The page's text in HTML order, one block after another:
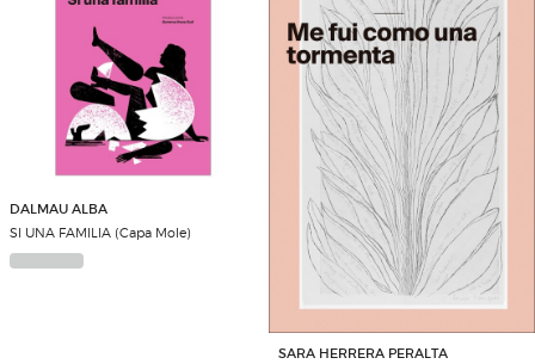
DALMAU ALBA
SI UNA FAMILIA (Capa Mole)
SARA HERRERA PERALTA